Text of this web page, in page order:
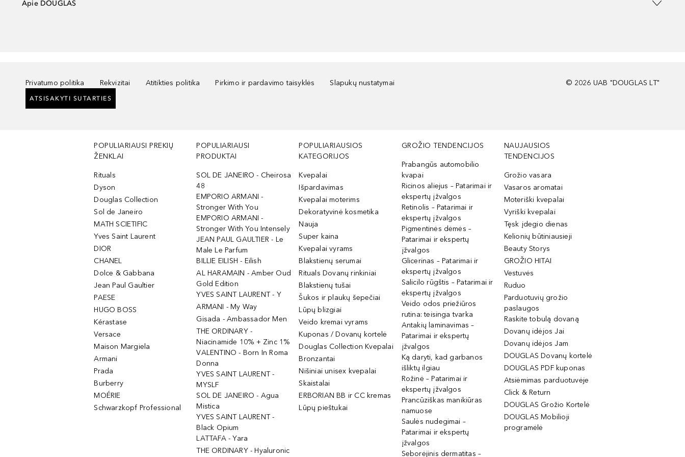
Apie DOUGLAS
Privatumo politika Rekvizitai Atitikties politika Pirkimo ir pardavimo taisyklės Slapukų nustatymai
ATSISAKYTI SUTARTIES
© 2026 UAB "DOUGLAS LT"
POPULIARIAUSI PREKIŲ
ŽENKLAI
Rituals
Dyson
Douglas Collection
Sol de Janeiro
MATH SCIETIFIC
Yves Saint Laurent
DIOR
CHANEL
Dolce & Gabbana
Jean Paul Gaultier
PAESE
HUGO BOSS
Kérastase
Versace
Maison Margiela
Armani
Prada
Burberry
MOÉRIE
Schwarzkopf Professional
POPULIARIAUSI
PRODUKTAI
SOL DE JANEIRO - Cheirosa
48
EMPORIO ARMANI -
Stronger With You
EMPORIO ARMANI -
Stronger With You Intensely
JEAN PAUL GAULTIER - Le
Male Le Parfum
BILLIE EILISH - Eilish
AL HARAMAIN - Amber Oud
Gold Edition
YVES SAINT LAURENT - Y
ARMANI - My Way
Gisada - Ambassador Men
THE ORDINARY -
Niacinamide 10% + Zinc 1%
VALENTINO - Born In Roma
Donna
YVES SAINT LAURENT -
MYSLF
SOL DE JANEIRO - Agua
Mistica
YVES SAINT LAURENT -
Black Opium
LATTAFA - Yara
THE ORDINARY - Hyaluronic
POPULIARIAUSIOS
KATEGORIJOS
Kvepalai
Išpardavimas
Kvepalai moterims
Dekoratyvinė kosmetika
Nauja
Super kaina
Kvepalai vyrams
Blakstienų serumai
Rituals Dovanų rinkiniai
Blakstienų tušai
Šukos ir plaukų šepečiai
Lūpų blizgiai
Veido kremai vyrams
Kuponas / Dovanų kortelė
Douglas Collection Kvepalai
Bronzantai
Nišiniai unisex kvepalai
Skaistalai
ERBORIAN BB ir CC kremas
Lūpų pieštukai
GROŽIO TENDENCIJOS
Prabangūs automobilio
kvapai
Ricinos aliejus – Patarimai ir
ekspertų įžvalgos
Retinolis – Patarimai ir
ekspertų įžvalgos
Pigmentinės dėmės –
Patarimai ir ekspertų
įžvalgos
Glicerinas – Patarimai ir
ekspertų įžvalgos
Salicilo rūgštis – Patarimai ir
ekspertų įžvalgos
Veido odos priežiūros
rutina: teisinga tvarka
Antakių laminavimas –
Patarimai ir ekspertų
įžvalgos
Ką daryti, kad garbanos
išliktų ilgiau
Rožinė – Patarimai ir
ekspertų įžvalgos
Prancūziškas manikiūras
namuose
Saulės nudegimai –
Patarimai ir ekspertų
įžvalgos
Seborėjinis dermatitas –
NAUJAUSIOS
TENDENCIJOS
Grožio vasara
Vasaros aromatai
Moteriški kvepalai
Vyriški kvepalai
Tęsk įdegio dienas
Kelionių būtiniausieji
Beauty Storys
GROŽIO HITAI
Vestuvės
Ruduo
Parduotuvių grožio
paslaugos
Raskite tobulą dovaną
Dovanų idėjos Jai
Dovanų idėjos Jam
DOUGLAS Dovanų kortelė
DOUGLAS PDF kuponas
Atsiėmimas parduotuvėje
Click & Return
DOUGLAS Grožio Kortelė
DOUGLAS Mobilioji
programėlė